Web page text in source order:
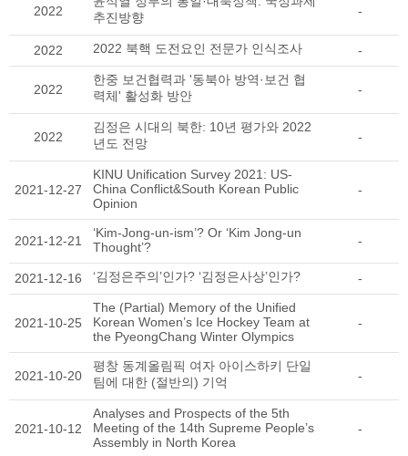
2022
추진방향
-
2022 2022 북핵 도전요인 전문가 인식조사 -
2022
한중 보건협력과 '동북아 방역·보건 협
력체' 활성화 방안
-
2022
김정은 시대의 북한: 10년 평가와 2022
년도 전망
-
2021-12-27
KINU Unification Survey 2021: US-
China Conflict&South Korean Public
Opinion
-
2021-12-21
‘Kim-Jong-un-ism’? Or ‘Kim Jong-un
Thought’?
-
2021-12-16 ‘김정은주의’인가? ‘김정은사상’인가? -
2021-10-25
The (Partial) Memory of the Unified
Korean Women’s Ice Hockey Team at
the PyeongChang Winter Olympics
-
2021-10-20
평창 동계올림픽 여자 아이스하키 단일
팀에 대한 (절반의) 기억
-
2021-10-12
Analyses and Prospects of the 5th
Meeting of the 14th Supreme People’s
Assembly in North Korea
-